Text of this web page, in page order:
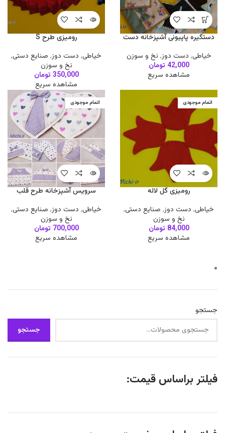
جستجو
جستجو
فیلتر براساس قیمت:
دستگیره پاپیونی آشپزخانه دست
خیاطی, دست دوز, نخ و سوزن
42,000 تومان
مشاهده سریع
رومیزی طرح S
خیاطی, دست دوز, صنایع دستی,
نخ و سوزن
350,000 تومان
مشاهده سریع
اتمام موجودی
رومیزی گل لاله
خیاطی, دست دوز, صنایع دستی,
نخ و سوزن
84,000 تومان
مشاهده سریع
اتمام موجودی
سرویس آشپزخانه طرح قلب
خیاطی, دست دوز, صنایع دستی,
نخ و سوزن
700,000 تومان
مشاهده سریع